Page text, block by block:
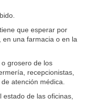
que esperar por
en una farmacia o en la
grosero de los
recepcionistas,
atención médica.
estado de las oficinas,